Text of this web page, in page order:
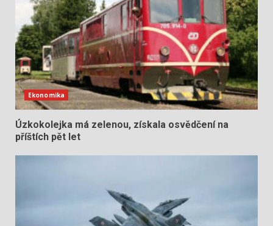
Ekonomika
Úzkokolejka má zelenou, získala osvědčení na
příštích pět let